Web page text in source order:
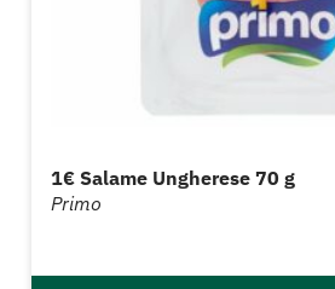
1€ Salame Ungherese 70 g
Primo